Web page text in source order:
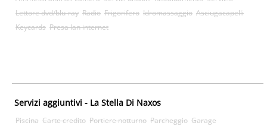
Lettore dvd/blu-ray Radio Frigorifero Idromassaggio Asciugacapelli
Keycards Presa lan internet
Servizi aggiuntivi - La Stella Di Naxos
Piscina Carte credito Portiere notturno Parcheggio Garage